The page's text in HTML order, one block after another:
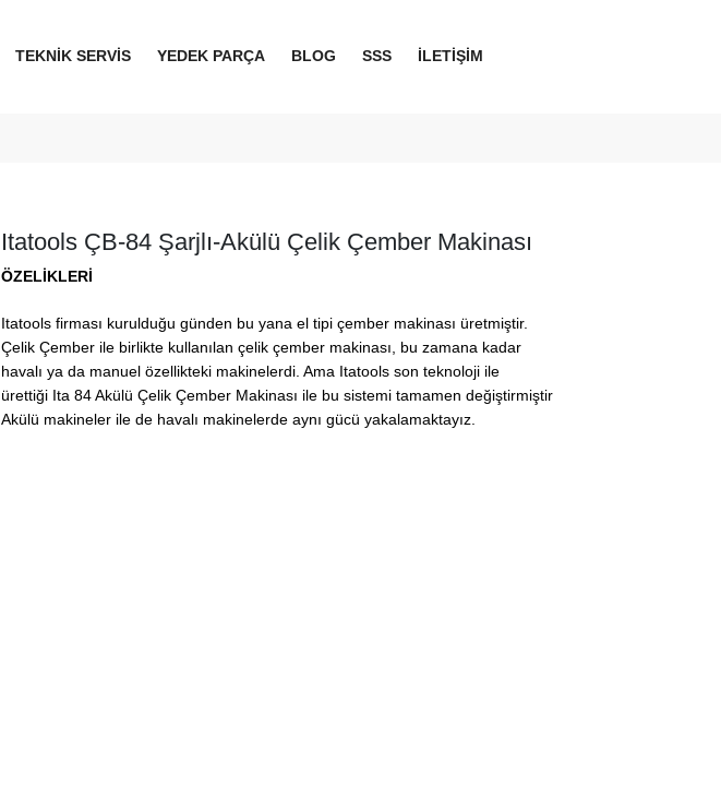
TEKNİK SERVİS YEDEK PARÇA BLOG SSS İLETİŞİM
Itatools ÇB-84 Şarjlı-Akülü Çelik Çember Makinası
ÖZELİKLERİ
Itatools firması kurulduğu günden bu yana el tipi çember makinası üretmiştir.
Çelik Çember ile birlikte kullanılan çelik çember makinası, bu zamana kadar
havalı ya da manuel özellikteki makinelerdi. Ama Itatools son teknoloji ile
ürettiği Ita 84 Akülü Çelik Çember Makinası ile bu sistemi tamamen değiştirmiştir
Akülü makineler ile de havalı makinelerde aynı gücü yakalamaktayız.